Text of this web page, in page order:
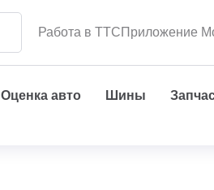
Работа в ТТСПриложение
Оценка авто Шины